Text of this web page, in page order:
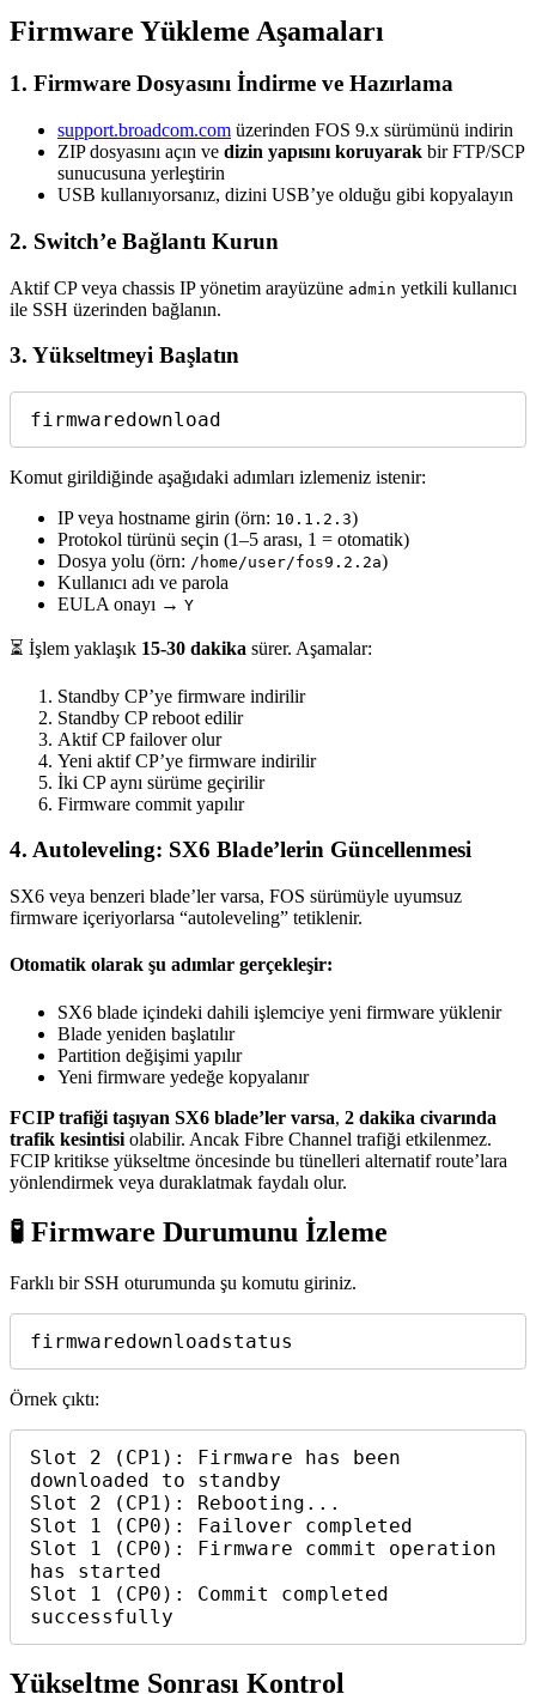
Firmware Yükleme Aşamaları
1. Firmware Dosyasını İndirme ve Hazırlama
support.broadcom.com üzerinden FOS 9.x sürümünü indirin
ZIP dosyasını açın ve dizin yapısını koruyarak bir FTP/SCP
sunucusuna yerleştirin
USB kullanıyorsanız, dizini USB’ye olduğu gibi kopyalayın
2. Switch’e Bağlantı Kurun
Aktif CP veya chassis IP yönetim arayüzüne admin yetkili kullanıcı
ile SSH üzerinden bağlanın.
3. Yükseltmeyi Başlatın
firmwaredownload
Komut girildiğinde aşağıdaki adımları izlemeniz istenir:
IP veya hostname girin (örn: 10.1.2.3)
Protokol türünü seçin (1–5 arası, 1 = otomatik)
Dosya yolu (örn: /home/user/fos9.2.2a)
Kullanıcı adı ve parola
EULA onayı → Y
⏳ İşlem yaklaşık 15-30 dakika sürer. Aşamalar:
Standby CP’ye firmware indirilir
Standby CP reboot edilir
Aktif CP failover olur
Yeni aktif CP’ye firmware indirilir
İki CP aynı sürüme geçirilir
Firmware commit yapılır
4. Autoleveling: SX6 Blade’lerin Güncellenmesi
SX6 veya benzeri blade’ler varsa, FOS sürümüyle uyumsuz
firmware içeriyorlarsa “autoleveling” tetiklenir.
Otomatik olarak şu adımlar gerçekleşir:
SX6 blade içindeki dahili işlemciye yeni firmware yüklenir
Blade yeniden başlatılır
Partition değişimi yapılır
Yeni firmware yedeğe kopyalanır
FCIP trafiği taşıyan SX6 blade’ler varsa, 2 dakika civarında
trafik kesintisi olabilir. Ancak Fibre Channel trafiği etkilenmez.
FCIP kritikse yükseltme öncesinde bu tünelleri alternatif route’lara
yönlendirmek veya duraklatmak faydalı olur.
🧪 Firmware Durumunu İzleme
Farklı bir SSH oturumunda şu komutu giriniz.
firmwaredownloadstatus
Örnek çıktı:
Slot 2 (CP1): Firmware has been
downloaded to standby
Slot 2 (CP1): Rebooting...
Slot 1 (CP0): Failover completed
Slot 1 (CP0): Firmware commit operation
has started
Slot 1 (CP0): Commit completed
successfully
Yükseltme Sonrası Kontrol